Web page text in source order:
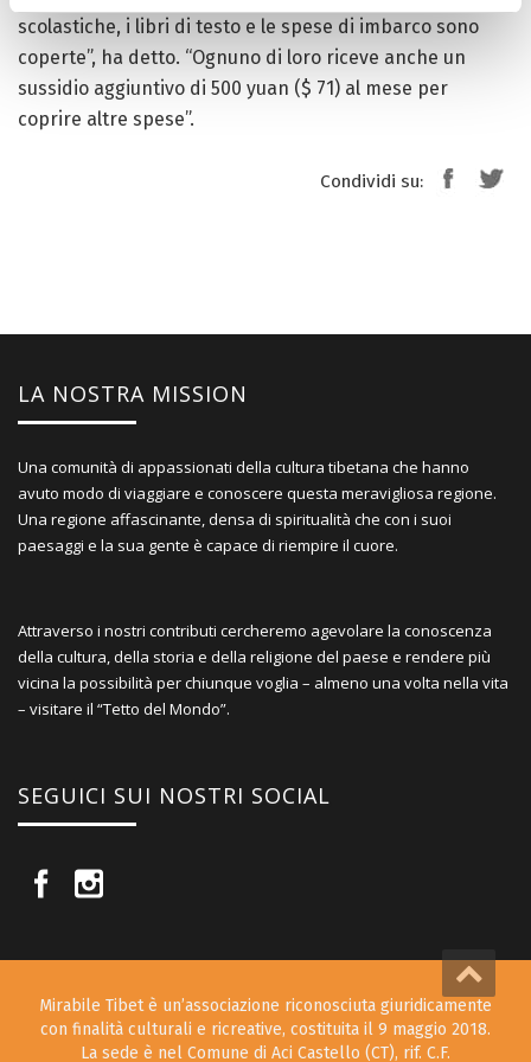
scolastiche, i libri di testo e le spese di imbarco sono
coperte”, ha detto. “Ognuno di loro riceve anche un
sussidio aggiuntivo di 500 yuan ($ 71) al mese per
coprire altre spese”.
Condividi su:
LA NOSTRA MISSION
Una comunità di appassionati della cultura tibetana che hanno
avuto modo di viaggiare e conoscere questa meravigliosa regione.
Una regione affascinante, densa di spiritualità che con i suoi
paesaggi e la sua gente è capace di riempire il cuore.
Attraverso i nostri contributi cercheremo agevolare la conoscenza
della cultura, della storia e della religione del paese e rendere più
vicina la possibilità per chiunque voglia – almeno una volta nella vita
– visitare il “Tetto del Mondo”.
SEGUICI SUI NOSTRI SOCIAL
Mirabile Tibet è un’associazione riconosciuta giuridicamente
con finalità culturali e ricreative, costituita il 9 maggio 2018.
La sede è nel Comune di Aci Castello (CT), rif. C.F.